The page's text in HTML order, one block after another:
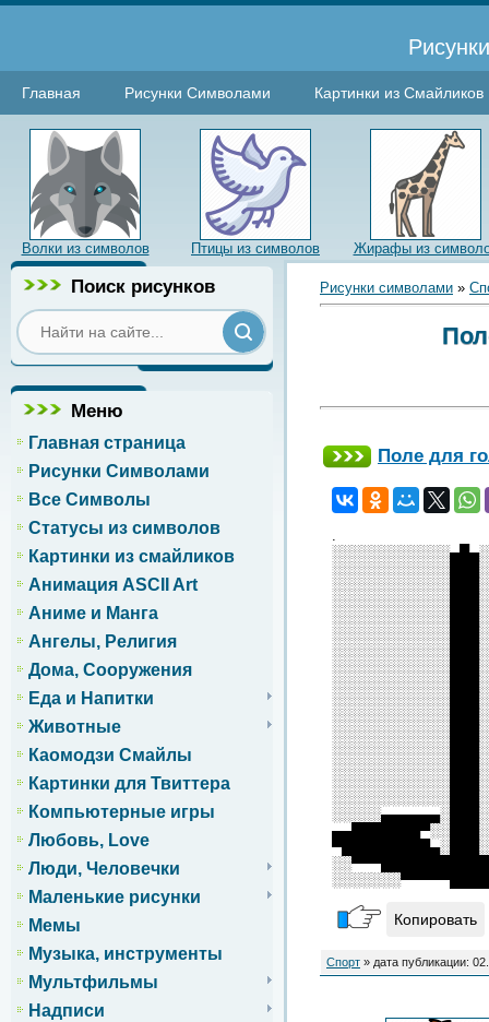
Главная Рисунки Символами Картинки из Смайликов
Волки из символов Птицы из символов Жирафы из
Поиск рисунков
Меню
Главная страница
Рисунки Символами
Все Символы
Статусы из символов
Картинки из смайликов
Анимация ASCII Art
Аниме и Манга
Ангелы, Религия
Дома, Сооружения
Еда и Напитки
Животные
Каомодзи Смайлы
Картинки для Твиттера
Компьютерные игры
Любовь, Love
Люди, Человечки
Маленькие рисунки
Мемы
Музыка, инструменты
Мультфильмы
Надписи
Рисунки символами »
Поле для
.
Копировать
Спорт » дата публикации: